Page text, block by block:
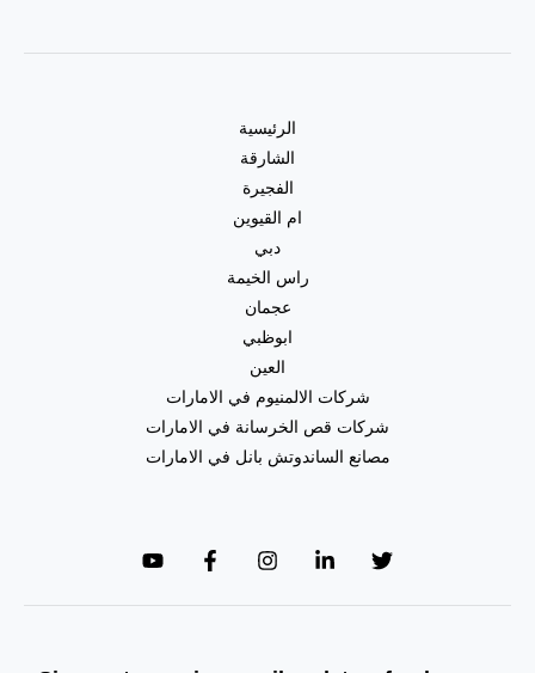
المياه
الرئيسية
الشارقة
الفجيرة
ام القيوين
دبي
راس الخيمة
عجمان
ابوظبي
العين
شركات الالمنيوم في الامارات
شركات قص الخرسانة في الامارات
مصانع الساندوتش بانل في الامارات